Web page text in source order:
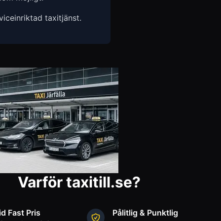
taxitjänst.
Varför taxitill.se?
Fast Pris
Pålitlig & Punktlig